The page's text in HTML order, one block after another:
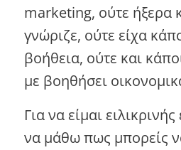
marketing, ούτε ήξερα
γνώριζε, ούτε είχα
βοήθεια, ούτε και
με βοηθήσει
Για να είμαι
να μάθω πως μπορείς